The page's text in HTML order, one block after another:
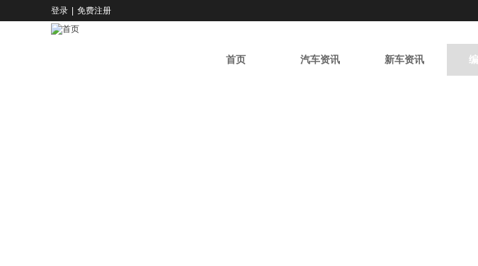
首页 汽车资讯 新车资讯
登录 免费注册